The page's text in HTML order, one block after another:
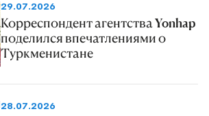
29.07.2026
Корреспондент агентства Yonhap
поделился впечатлениями о
Туркменистане
28.07.2026